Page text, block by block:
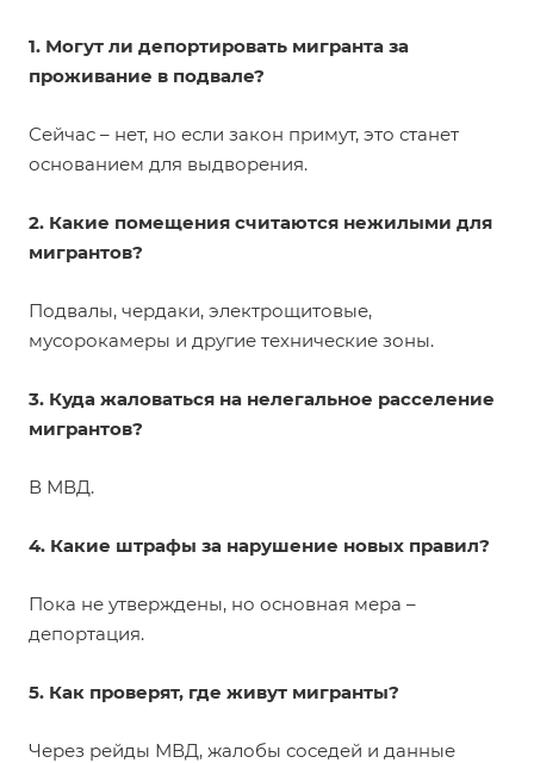
1. Могут ли депортировать мигранта за
проживание в подвале?
Сейчас – нет, но если закон примут, это станет
основанием для выдворения.
2. Какие помещения считаются нежилыми для
мигрантов?
Подвалы, чердаки, электрощитовые,
мусорокамеры и другие технические зоны.
3. Куда жаловаться на нелегальное расселение
мигрантов?
В МВД.
4. Какие штрафы за нарушение новых правил?
Пока не утверждены, но основная мера –
депортация.
5. Как проверят, где живут мигранты?
Через рейды МВД, жалобы соседей и данные